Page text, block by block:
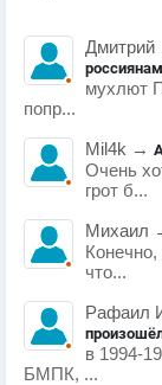
Дмитрий
мухлют
попр...
Mil4k →
Очень
грот б...
Михаил
Конечно,
что...
Рафаил
в 1994-
БМПК, ...